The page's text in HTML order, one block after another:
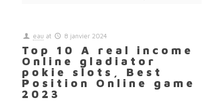
eau at 8 janvier 2024
Top 10 A real income
Online gladiator
pokie slots, Best
Position Online game
2023